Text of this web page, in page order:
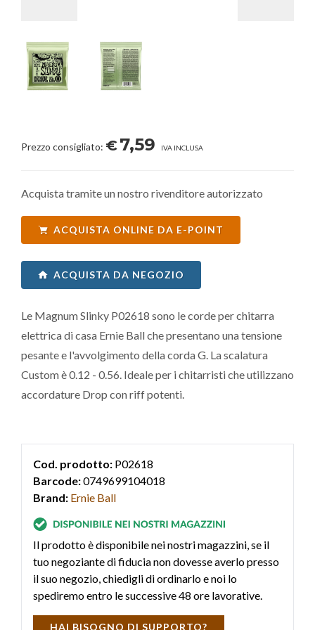
Prezzo consigliato: €7,59 IVA INCLUSA
Acquista tramite un nostro rivenditore autorizzato
ACQUISTA ONLINE DA E-POINT
ACQUISTA DA NEGOZIO
Le Magnum Slinky P02618 sono le corde per chitarra
elettrica di casa Ernie Ball che presentano una tensione
pesante e l'avvolgimento della corda G. La scalatura
Custom è 0.12 - 0.56. Ideale per i chitarristi che utilizzano
accordature Drop con riff potenti.
Cod. prodotto: P02618
Barcode:0749699104018
Brand: Ernie Ball
Il prodotto è disponibile nei nostri magazzini, se il
tuo negoziante di fiducia non dovesse averlo presso
il suo negozio, chiedigli di ordinarlo e noi lo
spediremo entro le successive 48 ore lavorative.
HAI BISOGNO DI SUPPORTO?